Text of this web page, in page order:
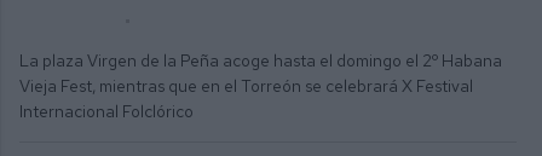
La plaza Virgen de la Peña acoge hasta el domingo el 2º Habana
Vieja Fest, mientras que en el Torreón se celebrará X Festival
Internacional Folclórico